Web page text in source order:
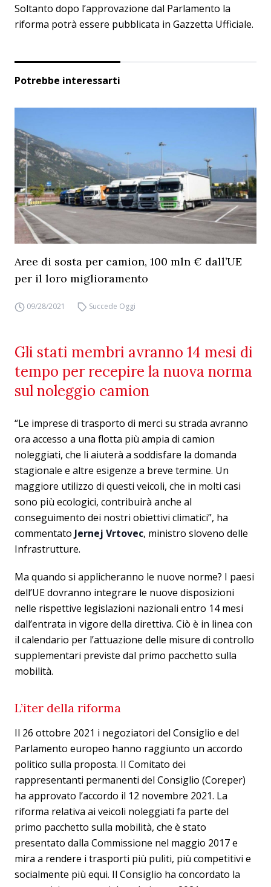
Soltanto dopo l’approvazione dal Parlamento la
riforma potrà essere pubblicata in Gazzetta Ufficiale.
Potrebbe interessarti
Aree di sosta per camion, 100 mln € dall’UE
per il loro miglioramento
09/28/2021 Succede Oggi
Gli stati membri avranno 14 mesi di
tempo per recepire la nuova norma
sul noleggio camion
“Le imprese di trasporto di merci su strada avranno
ora accesso a una flotta più ampia di camion
noleggiati, che li aiuterà a soddisfare la domanda
stagionale e altre esigenze a breve termine. Un
maggiore utilizzo di questi veicoli, che in molti casi
sono più ecologici, contribuirà anche al
conseguimento dei nostri obiettivi climatici”, ha
commentato Jernej Vrtovec, ministro sloveno delle
Infrastrutture.
Ma quando si applicheranno le nuove norme? I paesi
dell’UE dovranno integrare le nuove disposizioni
nelle rispettive legislazioni nazionali entro 14 mesi
dall’entrata in vigore della direttiva. Ciò è in linea con
il calendario per l’attuazione delle misure di controllo
supplementari previste dal primo pacchetto sulla
mobilità.
L’iter della riforma
Il 26 ottobre 2021 i negoziatori del Consiglio e del
Parlamento europeo hanno raggiunto un accordo
politico sulla proposta. Il Comitato dei
rappresentanti permanenti del Consiglio (Coreper)
ha approvato l’accordo il 12 novembre 2021. La
riforma relativa ai veicoli noleggiati fa parte del
primo pacchetto sulla mobilità, che è stato
presentato dalla Commissione nel maggio 2017 e
mira a rendere i trasporti più puliti, più competitivi e
socialmente più equi. Il Consiglio ha concordato la